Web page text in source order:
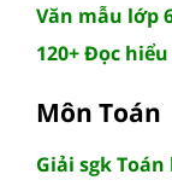
Văn mẫu lớp
120+ Đọc
Môn Toán
Giải sgk